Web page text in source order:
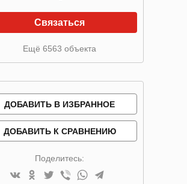
Связаться
Ещё 6563 объекта
ДОБАВИТЬ В ИЗБРАННОЕ
ДОБАВИТЬ К СРАВНЕНИЮ
Поделитесь: